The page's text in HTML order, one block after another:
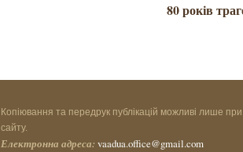
80 років
Копіювання та передрук публікацій можливі лише при
сайту.
Електронна адреса: vaadua.office@gmail.com